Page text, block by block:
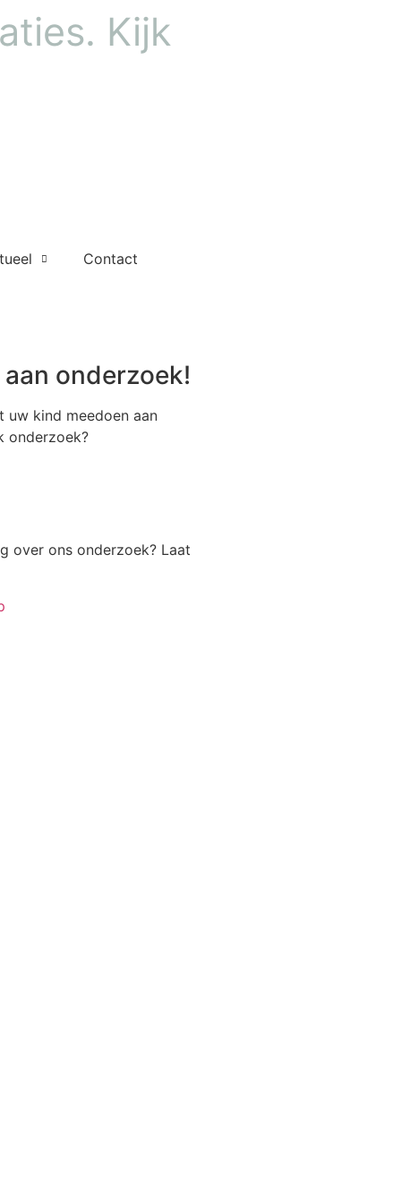
Kijk
Contact
onderzoek!
uw kind meedoen aan
onderzoek?
over ons onderzoek? Laat